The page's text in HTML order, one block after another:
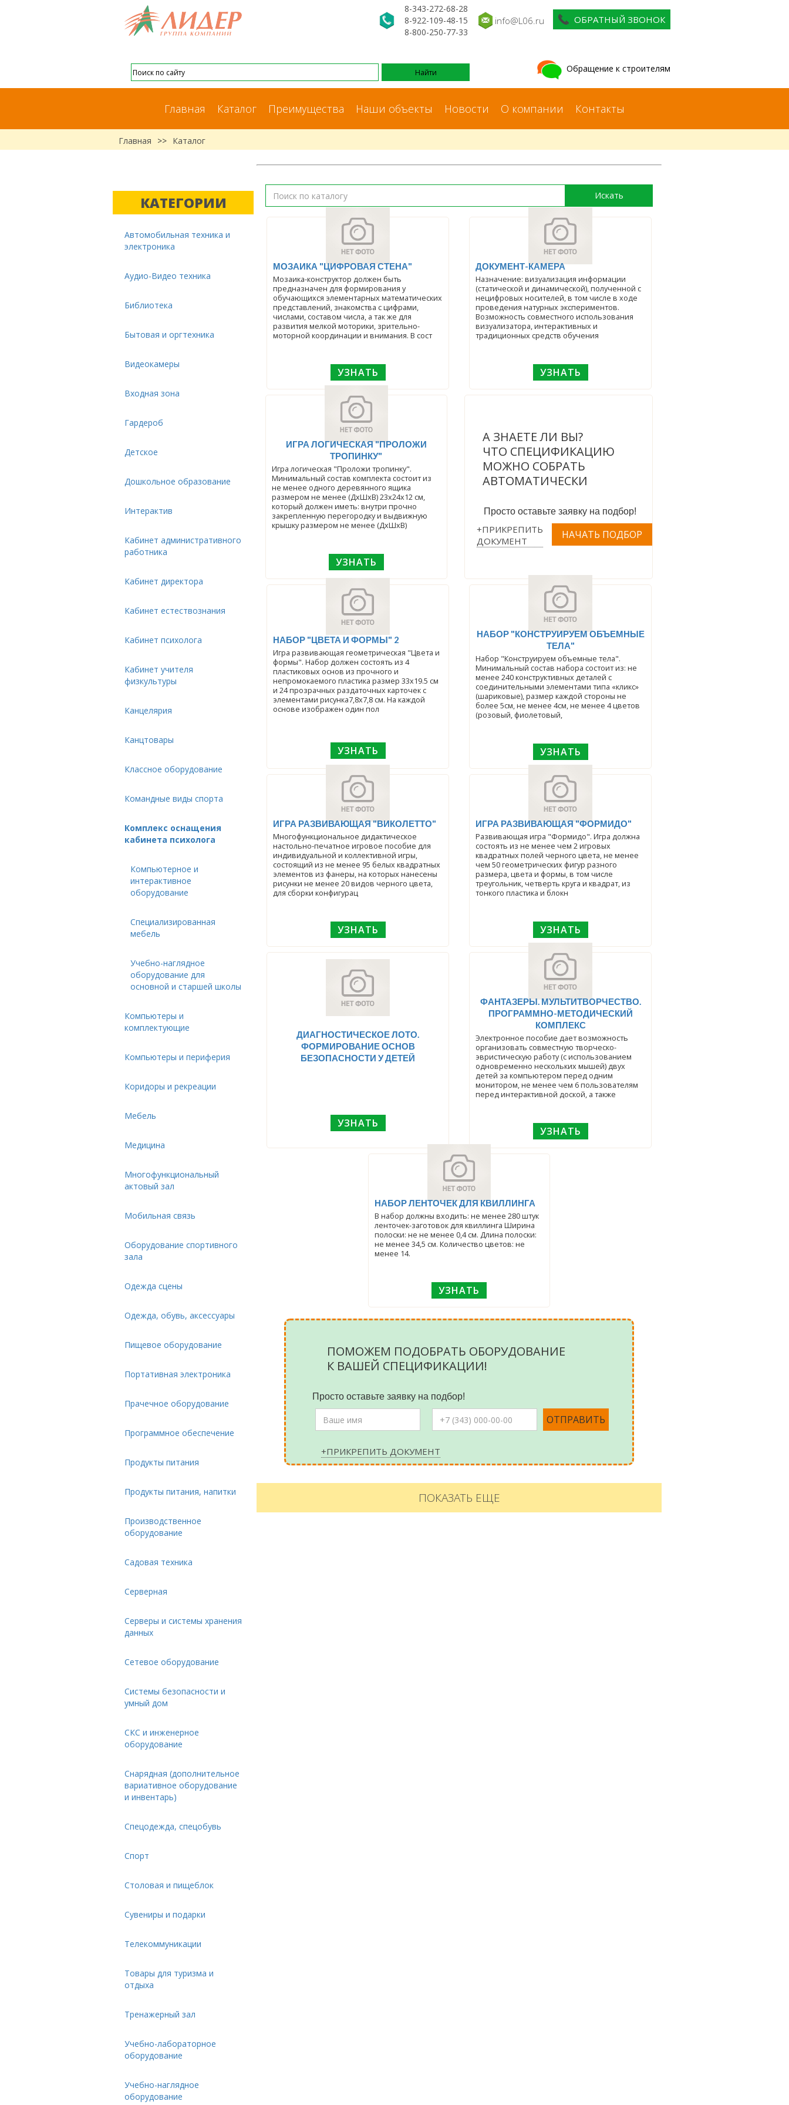
8-343-272-68-28
8-922-109-48-15
8-800-250-77-33
info@L06.ru ОБРАТНЫЙ ЗВОНОК
Обращение к строителям
Главная Каталог Преимущества Наши объекты Новости О компании Контакты
Главная >> Каталог
КАТЕГОРИИ
Автомобильная техника и
электроника
Аудио-Видео техника
Библиотека
Бытовая и оргтехника
Видеокамеры
Входная зона
Гардероб
Детское
Дошкольное образование
Интерактив
Кабинет административного
работника
Кабинет директора
Кабинет естествознания
Кабинет психолога
Кабинет учителя
физкультуры
Канцелярия
Канцтовары
Классное оборудование
Командные виды спорта
Комплекс оснащения
кабинета психолога
Компьютерное и
интерактивное
оборудование
Специализированная
мебель
Учебно-наглядное
оборудование для
основной и старшей школы
Компьютеры и
комплектующие
Компьютеры и периферия
Коридоры и рекреации
Мебель
Медицина
Многофункциональный
актовый зал
Мобильная связь
Оборудование спортивного
зала
Одежда сцены
Одежда, обувь, аксессуары
Пищевое оборудование
Портативная электроника
Прачечное оборудование
Программное обеспечение
Продукты питания
Продукты питания, напитки
Производственное
оборудование
Садовая техника
Серверная
Серверы и системы хранения
данных
Сетевое оборудование
Системы безопасности и
умный дом
СКС и инженерное
оборудование
Снарядная (дополнительное
вариативное оборудование
и инвентарь)
Спецодежда, спецобувь
Спорт
Столовая и пищеблок
Сувениры и подарки
Телекоммуникации
Товары для туризма и
отдыха
Тренажерный зал
Учебно-лабораторное
оборудование
Учебно-наглядное
оборудование
МОЗАИКА "ЦИФРОВАЯ СТЕНА"
Мозаика-конструктор должен быть
предназначен для формирования у
обучающихся элементарных математических
представлений, знакомства с цифрами,
числами, составом числа, а так же для
развития мелкой моторики, зрительно-
моторной координации и внимания. В сост
УЗНАТЬ
ДОКУМЕНТ-КАМЕРА
Назначение: визуализация информации
(статической и динамической), полученной с
нецифровых носителей, в том числе в ходе
проведения натурных экспериментов.
Возможность совместного использования
визуализатора, интерактивных и
традиционных средств обучения
УЗНАТЬ
ИГРА ЛОГИЧЕСКАЯ "ПРОЛОЖИ
ТРОПИНКУ"
Игра логическая "Проложи тропинку".
Минимальный состав комплекта состоит из
не менее одного деревянного ящика
размером не менее (ДхШхВ) 23х24х12 см,
который должен иметь: внутри прочно
закрепленную перегородку и выдвижную
крышку размером не менее (ДхШхВ)
УЗНАТЬ
А ЗНАЕТЕ ЛИ ВЫ?
ЧТО СПЕЦИФИКАЦИЮ
МОЖНО СОБРАТЬ
АВТОМАТИЧЕСКИ
Просто оставьте заявку на подбор!
+ПРИКРЕПИТЬ
ДОКУМЕНТ
НАБОР "ЦВЕТА И ФОРМЫ" 2
Игра развивающая геометрическая "Цвета и
формы". Набор должен состоять из 4
пластиковых основ из прочного и
непромокаемого пластика размер 33х19.5 см
и 24 прозрачных раздаточных карточек с
элементами рисунка7,8х7,8 см. На каждой
основе изображен один пол
УЗНАТЬ
НАБОР "КОНСТРУИРУЕМ ОБЪЕМНЫЕ
ТЕЛА"
Набор "Конструируем объемные тела".
Минимальный состав набора состоит из: не
менее 240 конструктивных деталей с
соединительными элементами типа «кликс»
(шариковые), размер каждой стороны не
более 5см, не менее 4см, не менее 4 цветов
(розовый, фиолетовый,
УЗНАТЬ
ИГРА РАЗВИВАЮЩАЯ "ВИКОЛЕТТО"
Многофункциональное дидактическое
настольно-печатное игровое пособие для
индивидуальной и коллективной игры,
состоящий из не менее 95 белых квадратных
элементов из фанеры, на которых нанесены
рисунки не менее 20 видов черного цвета,
для сборки конфигурац
УЗНАТЬ
ИГРА РАЗВИВАЮЩАЯ "ФОРМИДО"
Развивающая игра "Формидо". Игра должна
состоять из не менее чем 2 игровых
квадратных полей черного цвета, не менее
чем 50 геометрических фигур разного
размера, цвета и формы, в том числе
треугольник, четверть круга и квадрат, из
тонкого пластика и блокн
УЗНАТЬ
ДИАГНОСТИЧЕСКОЕ ЛОТО.
ФОРМИРОВАНИЕ ОСНОВ
БЕЗОПАСНОСТИ У ДЕТЕЙ
УЗНАТЬ
ФАНТАЗЕРЫ. МУЛЬТИТВОРЧЕСТВО.
ПРОГРАММНО-МЕТОДИЧЕСКИЙ
КОМПЛЕКС
Электронное пособие дает возможность
организовать совместную творческо-
эвристическую работу (с использованием
одновременно нескольких мышей) двух
детей за компьютером перед одним
монитором, не менее чем 6 пользователям
перед интерактивной доской, а также
УЗНАТЬ
НАБОР ЛЕНТОЧЕК ДЛЯ КВИЛЛИНГА
В набор должны входить: не менее 280 штук
ленточек-заготовок для квиллинга Ширина
полоски: не не менее 0,4 см. Длина полоски:
не менее 34,5 см. Количество цветов: не
менее 14.
УЗНАТЬ
ПОМОЖЕМ ПОДОБРАТЬ ОБОРУДОВАНИЕ
К ВАШЕЙ СПЕЦИФИКАЦИИ!
Просто оставьте заявку на подбор!
+ПРИКРЕПИТЬ ДОКУМЕНТ
ПОКАЗАТЬ ЕЩЕ